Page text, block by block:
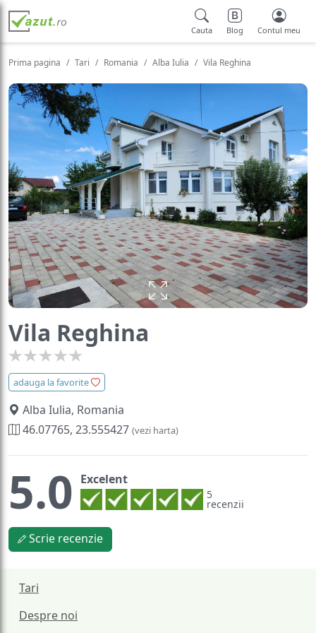
Cauta Blog Contul meu
Prima pagina Tari Romania Alba Iulia Vila Reghina
Vila Reghina
adauga la favorite
Alba Iulia, Romania
46.07765, 23.555427 (vezi harta)
5.0 Excelent
5
recenzii
Scrie recenzie
Tari
Despre noi